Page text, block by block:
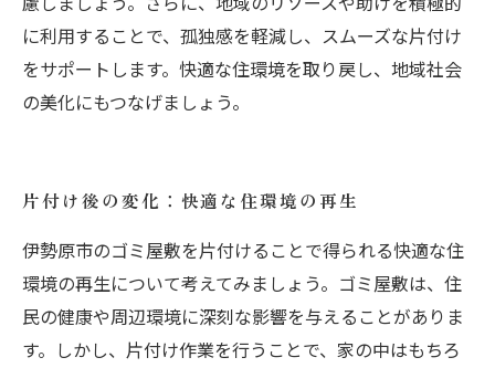
に利用することで、孤独感を軽減し、スムーズな片付け
をサポートします。快適な住環境を取り戻し、地域社会
の美化にもつなげましょう。
片付け後の変化：快適な住環境の再生
伊勢原市のゴミ屋敷を片付けることで得られる快適な住
環境の再生について考えてみましょう。ゴミ屋敷は、住
民の健康や周辺環境に深刻な影響を与えることがありま
す。しかし、片付け作業を行うことで、家の中はもちろ